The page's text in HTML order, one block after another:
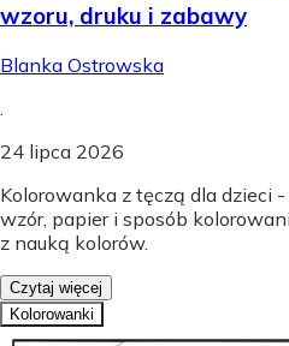
wzoru, druku i zabawy
Blanka Ostrowska
24 lipca 2026
Kolorowanka z tęczą dla dzieci
wzór, papier i sposób
z nauką kolorów.
Czytaj więcej
Kolorowanki